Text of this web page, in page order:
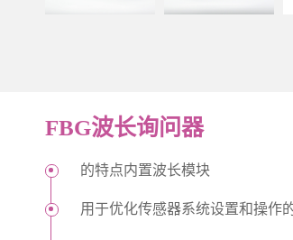
FBG波长询问器
的特点内置波长模块
用于优化传感器系统设置和操作